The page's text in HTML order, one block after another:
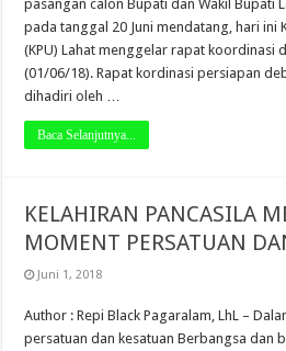
pasangan calon Bupati dan Wakil Bupati
pada tanggal 20 Juni mendatang, hari ini
(KPU) Lahat menggelar rapat koordinasi
(01/06/18). Rapat kordinasi persiapan
dihadiri oleh …
Baca Selanjutnya...
KELAHIRAN PANCASILA
MOMENT PERSATUAN
Juni 1, 2018
Author : Repi Black Pagaralam, LhL –
persatuan dan kesatuan Berbangsa dan